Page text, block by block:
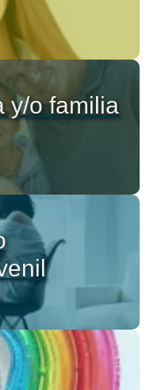
y/o familia